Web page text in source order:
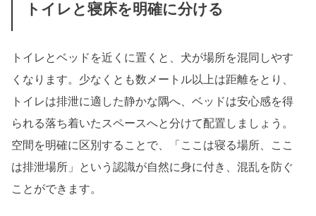
トイレと寝床を明確に分ける
トイレとベッドを近くに置くと、犬が場所を混同しやす
くなります。少なくとも数メートル以上は距離をとり、
トイレは排泄に適した静かな隅へ、ベッドは安心感を得
られる落ち着いたスペースへと分けて配置しましょう。
空間を明確に区別することで、「ここは寝る場所、ここ
は排泄場所」という認識が自然に身に付き、混乱を防ぐ
ことができます。